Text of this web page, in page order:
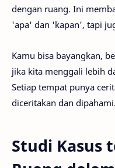
dengan ruang. Ini
'apa' dan 'kapan', tapi
Kamu bisa bayangkan,
jika kita menggali lebih
Setiap tempat punya
diceritakan dan dipahami.
Studi Kasus